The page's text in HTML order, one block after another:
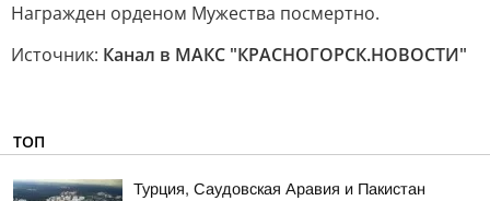
Награжден орденом Мужества посмертно.
Источник: Канал в МАКС "КРАСНОГОРСК.НОВОСТИ"
ТОП
Турция, Саудовская Аравия и Пакистан